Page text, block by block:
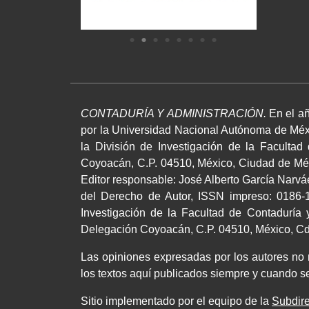
CONTADURÍA Y ADMINISTRACIÓN. En el
por la Universidad Nacional Autónoma de
la División de Investigación de la
Coyoacán, C.P. 04510, México, Ciudad de
Editor responsable: José Alberto García
del Derecho de Autor, ISSN impreso:
Investigación de la Facultad de
Delegación Coyoacán, C.P. 04510, México,
Las opiniones expresadas por los autores
los textos aquí publicados siempre y cuando
Sitio implementado por el equipo de la